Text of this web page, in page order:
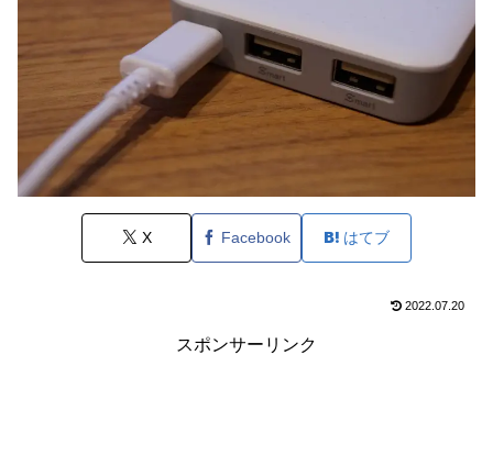
X Facebook はてブ
2022.07.20
スポンサーリンク